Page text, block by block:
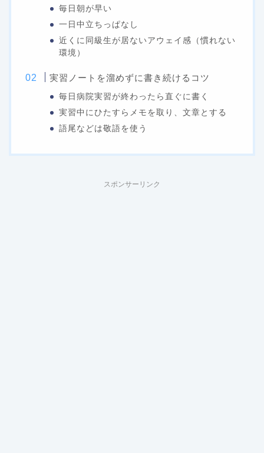
毎日朝が早い
一日中立ちっぱなし
近くに同級生が居ないアウェイ感（慣れない
環境）
実習ノートを溜めずに書き続けるコツ
毎日病院実習が終わったら直ぐに書く
実習中にひたすらメモを取り、文章とする
語尾などは敬語を使う
スポンサーリンク